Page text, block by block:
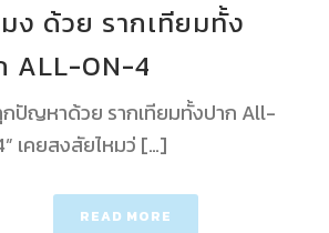
ง ด้วย รากเทียมทั้ง
ALL-ON-4
กปัญหาด้วย รากเทียมทั้งปาก All-
เคยสงสัยไหมว่ […]
READ MORE